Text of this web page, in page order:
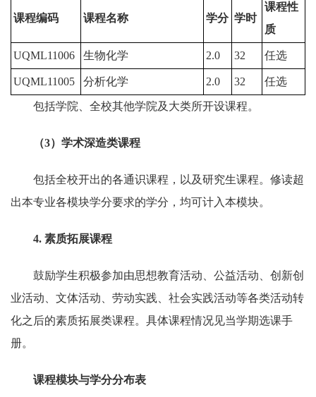
课程编码 课程名称 学分 学时
课程性
质
UQML11006 生物化学 2.0 32 任选
UQML11005 分析化学 2.0 32 任选
包括学院、全校其他学院及大类所开设课程。
（3） 学术深造类课程
包括全校开出的各通识课程，以及研究生课程。修读超
出本专业各模块学分要求的学分，均可计入本模块。
4. 素质拓展课程
鼓励学生积极参加由思想教育活动、公益活动、创新创
业活动、文体活动、劳动实践、社会实践活动等各类活动转
化之后的素质拓展类课程。具体课程情况见当学期选课手
册。
课程模块与学分分布表